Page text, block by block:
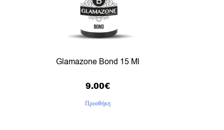
Glamazone Bond 15 Ml
9.00€
Προσθήκη